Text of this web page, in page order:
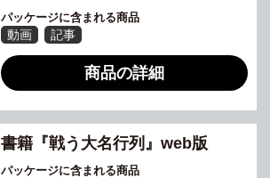
パッケージに含まれる商品
動画 記事
商品の詳細
書籍『戦う大名行列』web版
パッケージに含まれる商品